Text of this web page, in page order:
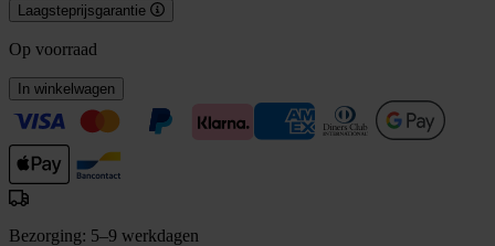
Laagsteprijsgarantie
Op voorraad
In winkelwagen
Bezorging: 5–9 werkdagen